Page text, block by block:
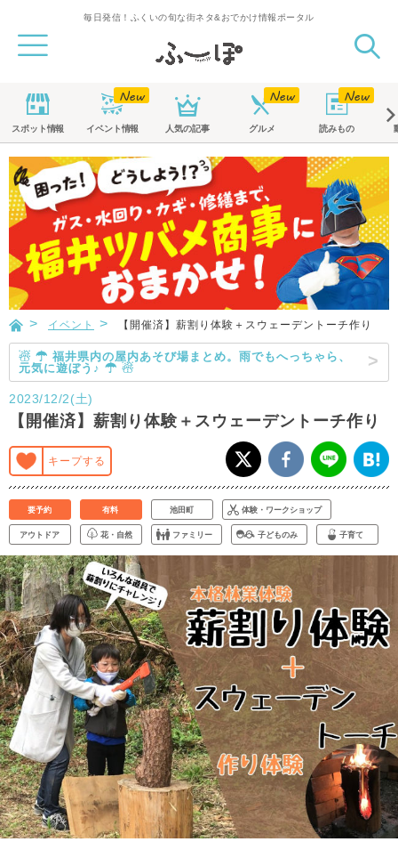
毎日発信！ふくいの旬な街ネタ&おでかけ情報ポータル
スポット情報 イベント情報 人気の記事 グルメ 読みもの
イベント 【開催済】薪割り体験＋スウェーデントーチ作り
☃ ☂ 福井県内の屋内あそび場まとめ。雨でもへっちゃら、
元気に遊ぼう♪ ☂ ☃
2023/12/2(土)
【開催済】薪割り体験＋スウェーデントーチ作り
キープする
要予約 有料 池田町 体験・ワークショップ
アウトドア 花・自然 ファミリー 子どものみ 子育て